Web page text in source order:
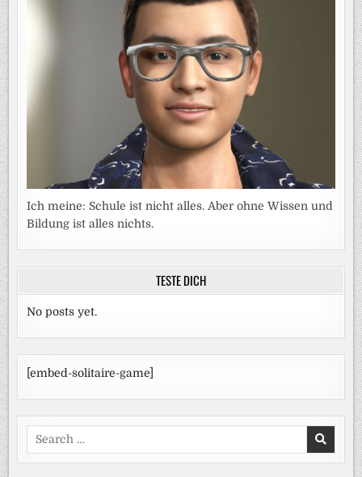
Ich meine: Schule ist nicht alles. Aber ohne Wissen und
Bildung ist alles nichts.
TESTE DICH
No posts yet.
[embed-solitaire-game]
Search
for: